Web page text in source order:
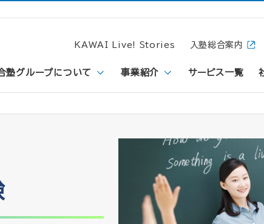
塾グループについて 事業紹介 サービス一覧
KAWAI Live! Stories 入塾総合案内